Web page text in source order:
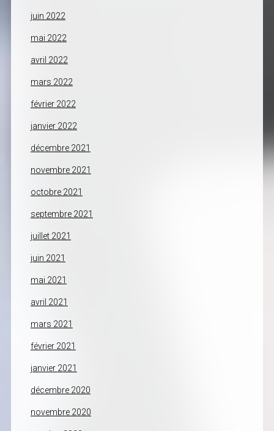
juin 2022
mai 2022
avril 2022
mars 2022
février 2022
janvier 2022
décembre 2021
novembre 2021
octobre 2021
septembre 2021
juillet 2021
juin 2021
mai 2021
avril 2021
mars 2021
février 2021
janvier 2021
décembre 2020
novembre 2020